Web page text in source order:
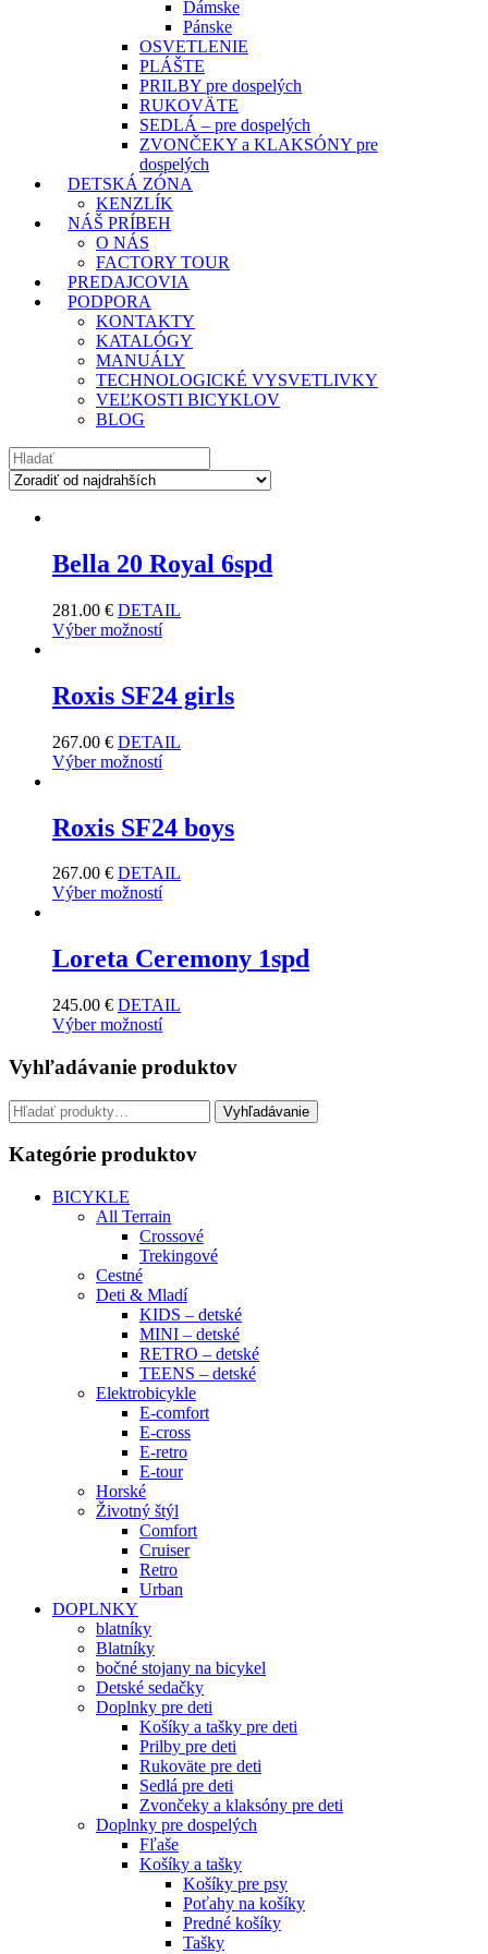
Dámske
Pánske
OSVETLENIE
PLÁŠTE
PRILBY pre dospelých
RUKOVÄTE
SEDLÁ – pre dospelých
ZVONČEKY a KLAKSÓNY pre
dospelých
DETSKÁ ZÓNA
KENZLÍK
NÁŠ PRÍBEH
O NÁS
FACTORY TOUR
PREDAJCOVIA
PODPORA
KONTAKTY
KATALÓGY
MANUÁLY
TECHNOLOGICKÉ VYSVETLIVKY
VEĽKOSTI BICYKLOV
BLOG
Bella 20 Royal 6spd
281.00 € DETAIL
Výber možností
Roxis SF24 girls
267.00 € DETAIL
Výber možností
Roxis SF24 boys
267.00 € DETAIL
Výber možností
Loreta Ceremony 1spd
245.00 € DETAIL
Výber možností
Vyhľadávanie produktov
Hľadať: Vyhľadávanie
Kategórie produktov
BICYKLE
All Terrain
Crossové
Trekingové
Cestné
Deti & Mladí
KIDS – detské
MINI – detské
RETRO – detské
TEENS – detské
Elektrobicykle
E-comfort
E-cross
E-retro
E-tour
Horské
Životný štýl
Comfort
Cruiser
Retro
Urban
DOPLNKY
blatníky
Blatníky
bočné stojany na bicykel
Detské sedačky
Doplnky pre deti
Košíky a tašky pre deti
Prilby pre deti
Rukoväte pre deti
Sedlá pre deti
Zvončeky a klaksóny pre deti
Doplnky pre dospelých
Fľaše
Košíky a tašky
Košíky pre psy
Poťahy na košíky
Predné košíky
Tašky